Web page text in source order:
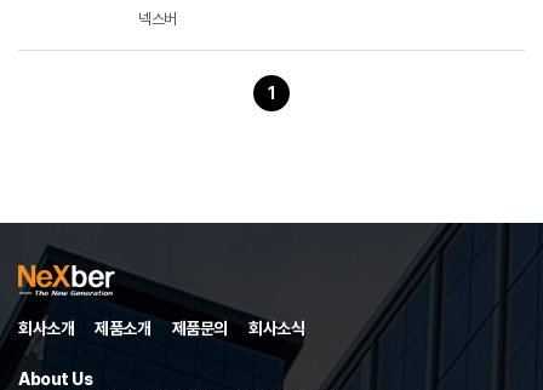
넥스버
1
회사소개 제품소개 제품문의 회사소식
About Us